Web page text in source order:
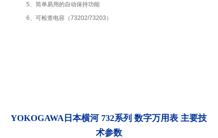
5、简单易用的自动保持功能
6、可检查电容（73202/73203）
YOKOGAWA日本横河 732系列 数字万用表 主要技
术参数